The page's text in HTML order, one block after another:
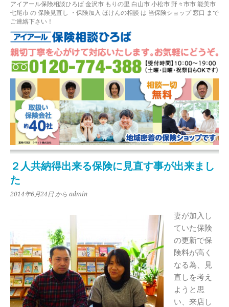
アイアール保険相談ひろば 金沢市 もりの里 白山市 小松市 野々市市 能美市
七尾市 の 保険見直し ・保険加入 ほけんの相談 は 当保険ショップ 窓口 まで
ご連絡下さい！
２人共納得出来る保険に見直す事が出来まし
た
2014年6月24日 から admin
妻が加入し
ていた保険
の更新で保
険料が高く
なる為、見
直しを考え
ようと思
い、来店し